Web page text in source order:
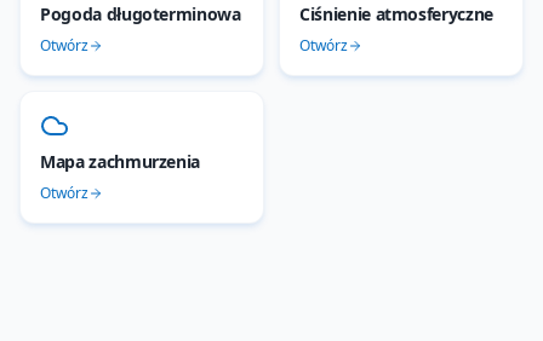
Pogoda długoterminowa
Otwórz
Ciśnienie atmosferyczne
Otwórz
Mapa zachmurzenia
Otwórz